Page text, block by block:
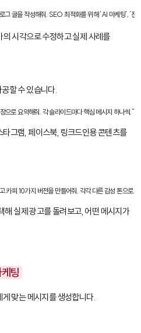
글을 작성해줘. SEO 최적화를 위해 'AI 마케팅', '전
시각으로 수정하고 실제 사례를
할 수 있습니다.
으로 요약해줘. 각 슬라이드마다 핵심 메시지 하나씩."
타그램, 페이스북, 링크드인용 콘텐츠를
피 10가지 버전을 만들어줘. 각각 다른 감성 톤으로."
실제 광고를 돌려보고, 어떤 메시지가
팅
맞는 메시지를 생성합니다.